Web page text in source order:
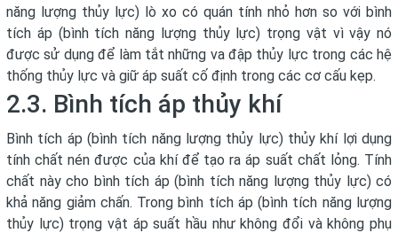
năng lượng thủy lực) lò xo có quán tính nhỏ hơn so với bình
tích áp (bình tích năng lượng thủy lực) trọng vật vì vậy nó
được sử dụng để làm tắt những va đập thủy lực trong các hệ
thống thủy lực và giữ áp suất cố định trong các cơ cấu kẹp.
2.3. Bình tích áp thủy khí
Bình tích áp (bình tích năng lượng thủy lực) thủy khí lợi dụng
tính chất nén được của khí để tạo ra áp suất chất lỏng. Tính
chất này cho bình tích áp (bình tích năng lượng thủy lực) có
khả năng giảm chấn. Trong bình tích áp (bình tích năng lượng
thủy lực) trọng vật áp suất hầu như không đổi và không phụ